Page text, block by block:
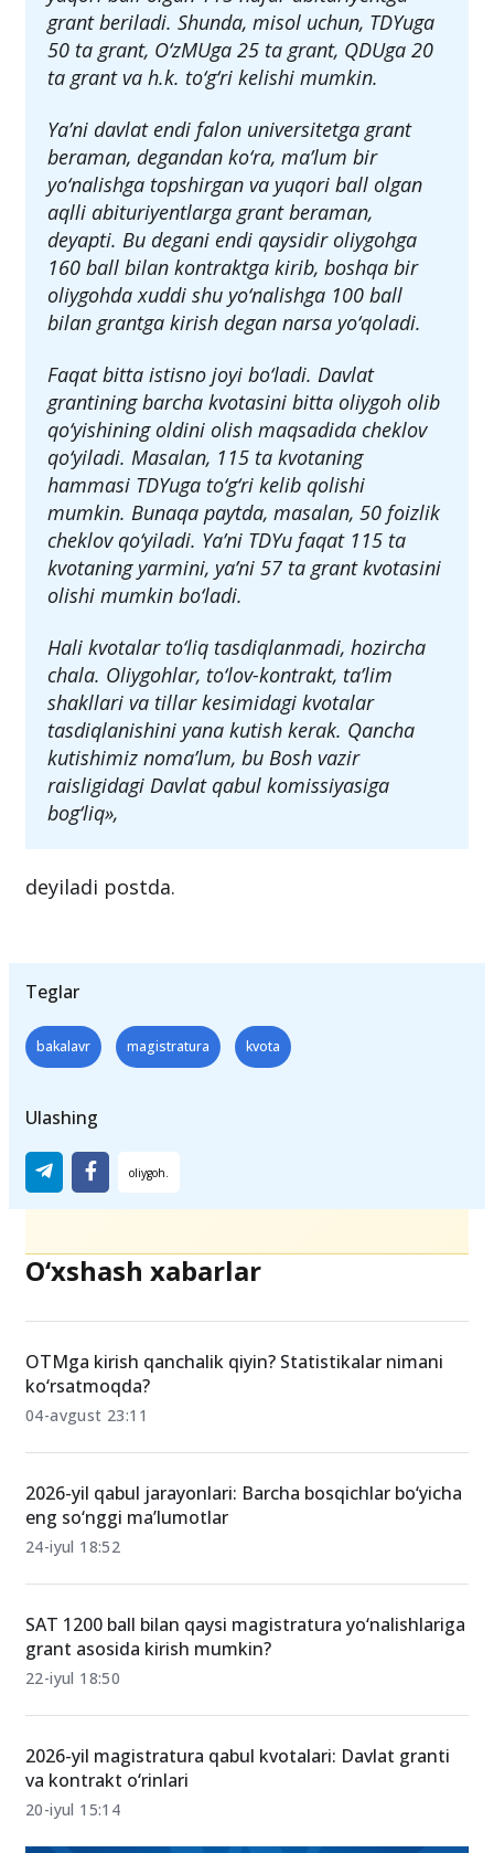
grant beriladi. Shunda, misol uchun, TDYuga
50 ta grant, O‘zMUga 25 ta grant, QDUga 20
ta grant va h.k. to‘g‘ri kelishi mumkin.
Ya’ni davlat endi falon universitetga grant
beraman, degandan ko‘ra, ma’lum bir
yo‘nalishga topshirgan va yuqori ball olgan
aqlli abituriyentlarga grant beraman,
deyapti. Bu degani endi qaysidir oliygohga
160 ball bilan kontraktga kirib, boshqa bir
oliygohda xuddi shu yo‘nalishga 100 ball
bilan grantga kirish degan narsa yo‘qoladi.
Faqat bitta istisno joyi bo‘ladi. Davlat
grantining barcha kvotasini bitta oliygoh olib
qo‘yishining oldini olish maqsadida cheklov
qo‘yiladi. Masalan, 115 ta kvotaning
hammasi TDYuga to‘g‘ri kelib qolishi
mumkin. Bunaqa paytda, masalan, 50 foizlik
cheklov qo‘yiladi. Ya’ni TDYu faqat 115 ta
kvotaning yarmini, ya’ni 57 ta grant kvotasini
olishi mumkin bo‘ladi.
Hali kvotalar to‘liq tasdiqlanmadi, hozircha
chala. Oliygohlar, to‘lov-kontrakt, ta’lim
shakllari va tillar kesimidagi kvotalar
tasdiqlanishini yana kutish kerak. Qancha
kutishimiz noma’lum, bu Bosh vazir
raisligidagi Davlat qabul komissiyasiga
bog‘liq»,
deyiladi postda.
Teglar
bakalavr magistratura kvota
Ulashing
O‘xshash xabarlar
OTMga kirish qanchalik qiyin? Statistikalar nimani
ko‘rsatmoqda?
04-avgust 23:11
2026-yil qabul jarayonlari: Barcha bosqichlar bo‘yicha
eng so‘nggi ma’lumotlar
24-iyul 18:52
SAT 1200 ball bilan qaysi magistratura yo‘nalishlariga
grant asosida kirish mumkin?
22-iyul 18:50
2026-yil magistratura qabul kvotalari: Davlat granti
va kontrakt o‘rinlari
20-iyul 15:14